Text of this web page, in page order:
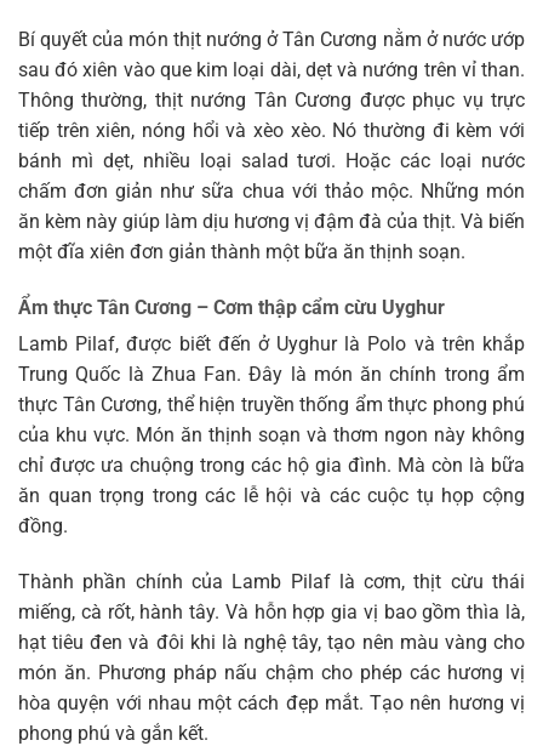
Bí quyết của món thịt nướng ở Tân Cương nằm ở nước ướp
sau đó xiên vào que kim loại dài, dẹt và nướng trên vỉ than.
Thông thường, thịt nướng Tân Cương được phục vụ trực
tiếp trên xiên, nóng hổi và xèo xèo. Nó thường đi kèm với
bánh mì dẹt, nhiều loại salad tươi. Hoặc các loại nước
chấm đơn giản như sữa chua với thảo mộc. Những món
ăn kèm này giúp làm dịu hương vị đậm đà của thịt. Và biến
một đĩa xiên đơn giản thành một bữa ăn thịnh soạn.
Ẩm thực Tân Cương – Cơm thập cẩm cừu Uyghur
Lamb Pilaf, được biết đến ở Uyghur là Polo và trên khắp
Trung Quốc là Zhua Fan. Đây là món ăn chính trong ẩm
thực Tân Cương, thể hiện truyền thống ẩm thực phong phú
của khu vực. Món ăn thịnh soạn và thơm ngon này không
chỉ được ưa chuộng trong các hộ gia đình. Mà còn là bữa
ăn quan trọng trong các lễ hội và các cuộc tụ họp cộng
đồng.
Thành phần chính của Lamb Pilaf là cơm, thịt cừu thái
miếng, cà rốt, hành tây. Và hỗn hợp gia vị bao gồm thìa là,
hạt tiêu đen và đôi khi là nghệ tây, tạo nên màu vàng cho
món ăn. Phương pháp nấu chậm cho phép các hương vị
hòa quyện với nhau một cách đẹp mắt. Tạo nên hương vị
phong phú và gắn kết.